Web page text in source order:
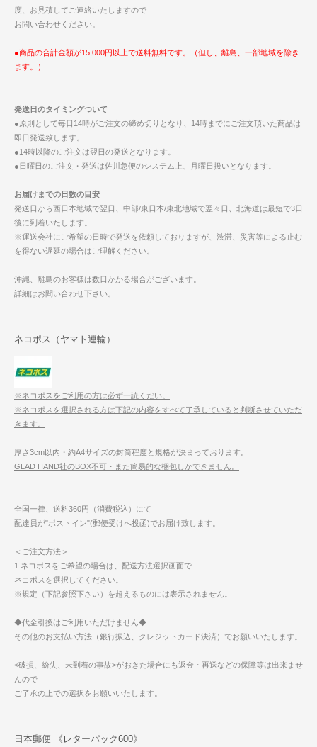
度、お見積してご連絡いたしますので
お問い合わせください。
●商品の合計金額が15,000円以上で送料無料です。（但し、離島、一部地域を除き
ます。）
発送日のタイミングついて
●原則として毎日14時がご注文の締め切りとなり、14時までにご注文頂いた商品は
即日発送致します。
●14時以降のご注文は翌日の発送となります。
●日曜日のご注文・発送は佐川急便のシステム上、月曜日扱いとなります。
お届けまでの日数の目安
発送日から西日本地域で翌日、中部/東日本/東北地域で翌々日、北海道は最短で3日
後に到着いたします。
※運送会社にご希望の日時で発送を依頼しておりますが、渋滞、災害等による止む
を得ない遅延の場合はご理解ください。
沖縄、離島のお客様は数日かかる場合がございます。
詳細はお問い合わせ下さい。
ネコポス（ヤマト運輸）
※ネコポスをご利用の方は必ず一読くだい。
※ネコポスを選択される方は下記の内容をすべて了承していると判断させていただ
きます。
厚さ3cm以内・約A4サイズの封筒程度と規格が決まっております。
GLAD HAND社のBOX不可・また簡易的な梱包しかできません。
全国一律、送料360円（消費税込）にて
配達員が"ポストイン"(郵便受けへ投函)でお届け致します。
＜ご注文方法＞
1.ネコポスをご希望の場合は、配送方法選択画面で
ネコポスを選択してください。
※規定（下記参照下さい）を超えるものには表示されません。
◆代金引換はご利用いただけません◆
その他のお支払い方法（銀行振込、クレジットカード決済）でお願いいたします。
<破損、紛失、未到着の事故>がおきた場合にも返金・再送などの保障等は出来ませ
んので
ご了承の上での選択をお願いいたします。
日本郵便 《レターパック600》